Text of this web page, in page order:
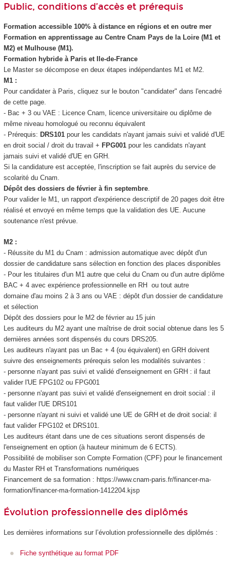
Public, conditions d’accès et prérequis
Formation accessible 100% à distance en régions et en outre mer
Formation en apprentissageau Centre Cnam Pays de la Loire (M1 et
M2) et Mulhouse (M1).
Formation hybrideà Paris et Ile-de-France
Le Master se décompose en deux étapes indépendantes M1 et M2.
M1 :
Pour candidater à Paris, cliquez sur le bouton "candidater" dans l'encadré
de cette page.
- Bac + 3 ou VAE : Licence Cnam, licence universitaire ou diplôme de
même niveau homologué ou reconnu équivalent
- Prérequis: DRS101pour les candidats n'ayant jamais suivi et validé d'UE
en droit social / droit du travail + FPG001pour les candidats n'ayant
jamais suivi et validé d'UE en GRH.
Si la candidature est acceptée, l'inscription se fait auprès du service de
scolarité du Cnam.
Dépôt des dossiers de février à fin septembre.
Pour valider le M1, un rapport d'expérience descriptif de 20 pages doit être
réalisé et envoyé en même temps que la validation des UE. Aucune
soutenance n'est prévue.
M2 :
- Réussite du M1 du Cnam : admission automatique avec dépôt d'un
dossier de candidature sans sélection en fonction des places disponibles
- Pour les titulaires d'un M1 autre que celui du Cnam ou d'un autre diplôme
BAC + 4 avec expérience professionnelle en RH ou tout autre
domaine d'au moins 2 à 3 ans ou VAE : dépôt d'un dossier de candidature
et sélection
Dépôt des dossiers pour le M2 de février au 15 juin
Les auditeurs du M2 ayant une maîtrise de droit social obtenue dans les 5
dernières années sont dispensés du cours DRS205.
Les auditeurs n'ayant pas un Bac + 4 (ou équivalent) en GRH doivent
suivre des enseignements prérequis selon les modalités suivantes :
- personne n'ayant pas suivi et validé d'enseignement en GRH : il faut
valider l'UE FPG102 ou FPG001
- personne n'ayant pas suivi et validé d'enseignement en droit social : il
faut valider l'UE DRS101
- personne n'ayant ni suivi et validé une UE de GRH et de droit social: il
faut valider FPG102 et DRS101.
Les auditeurs étant dans une de ces situations seront dispensés de
l'enseignement en option (à hauteur minimum de 6 ECTS).
Possibilité de mobiliser son Compte Formation (CPF) pour le financement
du Master RH et Transformations numériques
Financement de sa formation : https://www.cnam-paris.fr/financer-ma-
formation/financer-ma-formation-1412204.kjsp
Évolution professionnelle des diplômés
Les dernières informations sur l’évolution professionnelle des diplômés :
Fiche synthétique au format PDF